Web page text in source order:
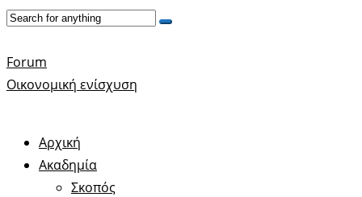
Forum
Οικονομική ενίσχυση
Αρχική
Ακαδημία
Σκοπός